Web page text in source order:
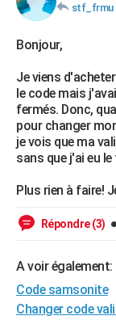
Mobiles
Meilleur smartphone
Internet
Ordinateurs
Jeux vidéo
Guide high-tech
+BRICOLAGE
Forum
Aménagement
Extérieur
Cuisine
Salle de bains
Jardinage
Rangement
WEEK-END
Guides de France
Escapades
Patrimoine
Expositions
Musées
Week-end nature
+LIFESTYLE
Art de vivre
Bien-être
Loisirs
Mode
Modes de vie
SANTE
Alimentation
Guide de la santé
Maladies
Médicaments
Sommeil
VOYAGE
GUIDES D'ACHAT
Carte de Noël
Carte Bonne année
Carte Saint-Valentin
Carte Pâques
Carte d'anniversaire
DICTIONNAIRE
stf_frmu
Bonjour,
Je viens
le code mais
fermés. Donc,
pour changer
je vois que ma
sans que j'ai eu
Plus rien à faire!
Répondre (3)
A voir également:
Code samsonite
Changer code